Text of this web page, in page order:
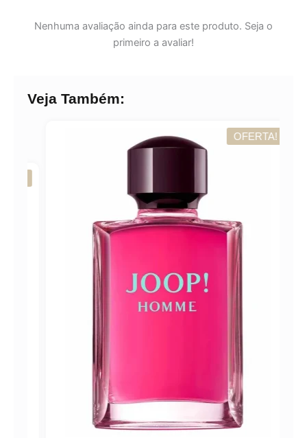
Nenhuma avaliação ainda para este produto. Seja o
primeiro a avaliar!
Veja Também:
OFERTA!